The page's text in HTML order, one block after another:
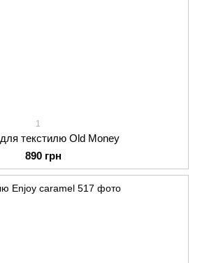
1
текстилю Old Money
890 грн